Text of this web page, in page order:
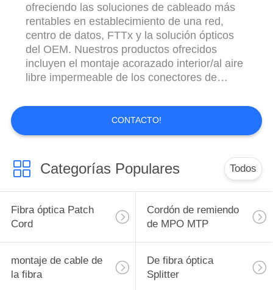
ofreciendo las soluciones de cableado más
rentables en establecimiento de una red,
centro de datos, FTTx y la solución ópticos
del OEM. Nuestros productos ofrecidos
incluyen el montaje acorazado interior/al aire
libre impermeable de los conectores de
terminados, el cable plano del remiendo del
descenso de FTTH, LC Uniboot, 6~12
coletas de la fibra y series de MTP/MPO.
CONTACTO!
Categorías Populares Todos
Fibra óptica Patch
Cord
Cordón de remiendo
de MPO MTP
montaje de cable de
la fibra
De fibra óptica
Splitter